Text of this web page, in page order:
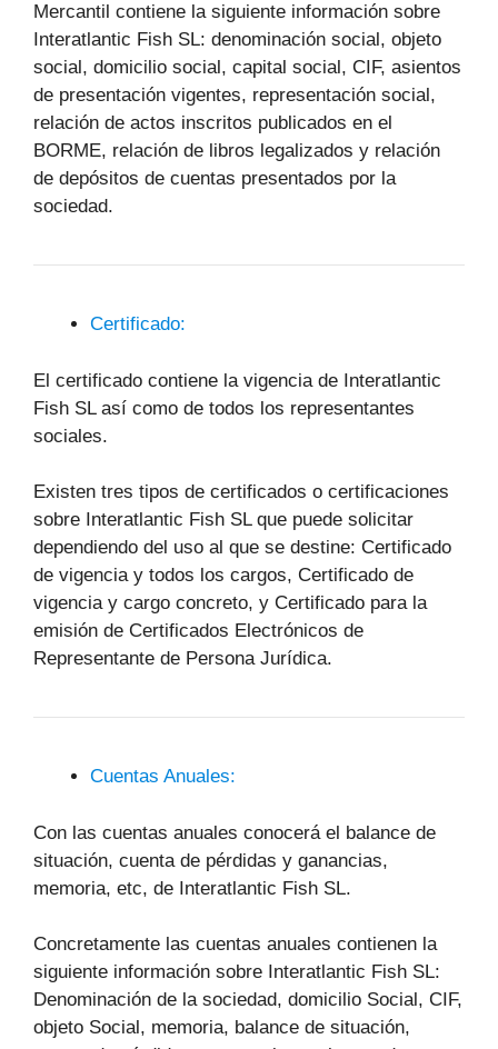
Mercantil contiene la siguiente información sobre
Interatlantic Fish SL: denominación social, objeto
social, domicilio social, capital social, CIF, asientos
de presentación vigentes, representación social,
relación de actos inscritos publicados en el
BORME, relación de libros legalizados y relación
de depósitos de cuentas presentados por la
sociedad.
Certificado:
El certificado contiene la vigencia de Interatlantic
Fish SL así como de todos los representantes
sociales.
Existen tres tipos de certificados o certificaciones
sobre Interatlantic Fish SL que puede solicitar
dependiendo del uso al que se destine: Certificado
de vigencia y todos los cargos, Certificado de
vigencia y cargo concreto, y Certificado para la
emisión de Certificados Electrónicos de
Representante de Persona Jurídica.
Cuentas Anuales:
Con las cuentas anuales conocerá el balance de
situación, cuenta de pérdidas y ganancias,
memoria, etc, de Interatlantic Fish SL.
Concretamente las cuentas anuales contienen la
siguiente información sobre Interatlantic Fish SL:
Denominación de la sociedad, domicilio Social, CIF,
objeto Social, memoria, balance de situación,